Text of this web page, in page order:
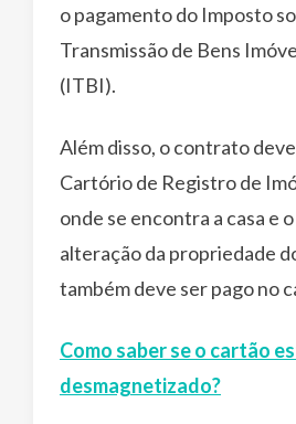
o pagamento do Imposto
Transmissão de Bens
(ITBI).
Além disso, o contrato
Cartório de Registro de
onde se encontra a casa e
alteração da propriedade
também deve ser pago no
Como saber se o cartão
desmagnetizado?